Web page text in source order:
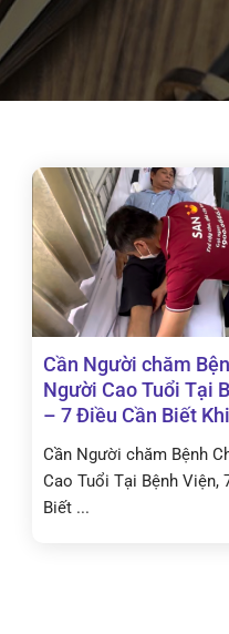
Cần Người chăm
Người Cao Tuổi Tại
– 7 Điều Cần Biết Khi
Cần Người chăm Bệnh
Cao Tuổi Tại Bệnh Viện,
Biết ...